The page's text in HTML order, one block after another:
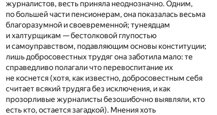
журналистов, весть приняла неоднозначно. Одним,
по большей части пенсионерам, она показалась весьма
благоразумной и своевременной; тунеядцам
и халтурщикам — бестолковой глупостью
и самоуправством, подавляющим основы конституции;
лишь добросовестных трудяг она заботила мало: те
справедливо полагали что перевоспитание их
не коснется (хотя, как известно, добросовестным себя
считает всякий трудяга без исключения, и как
прозорливые журналисты безошибочно выявляли, кто
есть кто, остается загадкой). Мнения хоть